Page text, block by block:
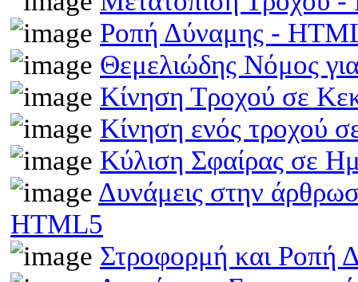
Ροπή Δύναμης -
Θεμελιώδης Νόμος
Κίνηση Τροχού σε
Κίνηση ενός τροχού
Κύλιση Σφαίρας σε
Δυνάμεις στην
HTML5
Στροφορμή και Ροπή